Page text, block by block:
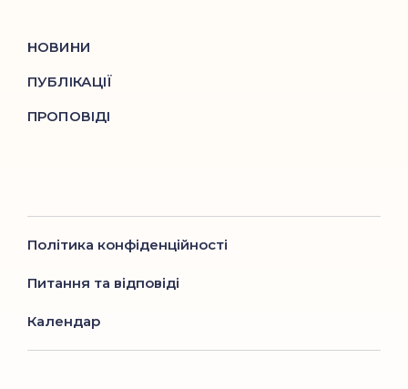
НОВИНИ
ПУБЛІКАЦІЇ
ПРОПОВІДІ
Політика конфіденційності
Питання та відповіді
Календар